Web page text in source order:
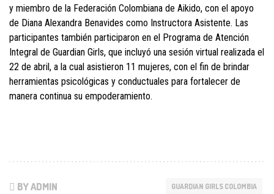
y miembro de la Federación Colombiana de Aikido, con el apoyo
de Diana Alexandra Benavides como Instructora Asistente. Las
participantes también participaron en el Programa de Atención
Integral de Guardian Girls, que incluyó una sesión virtual realizada el
22 de abril, a la cual asistieron 11 mujeres, con el fin de brindar
herramientas psicológicas y conductuales para fortalecer de
manera continua su empoderamiento.
BY ADMIN GUARDIAN GIRLS COLOMBIA